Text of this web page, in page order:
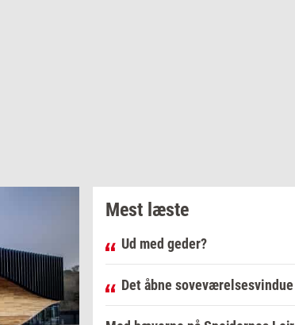
Mest læste
Ud med geder?
Det åbne soveværelsesvindue